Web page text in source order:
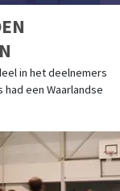
in het deelnemers
een Waarlandse